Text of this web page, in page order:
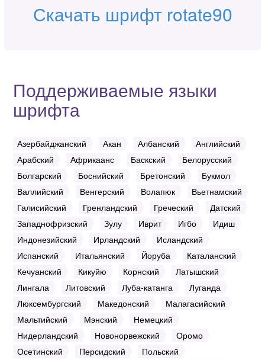
Скачать шрифт rotate90
Поддерживаемые языки
шрифта
Азербайджанский Акан Албанский
Английский
Арабский
Африкаанс Баскский
Белорусский
Болгарский
Боснийский Бретонский
Букмол
Валлийский
Венгерский Волапюк
Вьетнамский
Галисийский
Гренландский Греческий
Датский
Западнофризский
Зулу Иврит Игбо
Идиш
Индонезийский
Ирландский
Исландский
Испанский
Итальянский Йоруба
Каталанский
Кечуанский
Кикуйю Корнский
Латышский
Лингала
Литовский Луба-катанга
Луганда
Люксембургский
Македонский
Малагасийский
Мальтийский
Мэнский
Немецкий
Нидерландский
Новонорвежский
Оромо
Осетинский
Персидский
Польский